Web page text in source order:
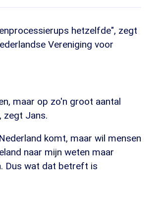
hetzelfde", zegt
Vereniging voor
maar op zo'n groot aantal
zegt Jans.
komt, maar wil mensen
naar mijn weten maar
Dus wat dat betreft is